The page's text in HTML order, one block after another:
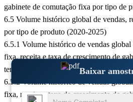
Baixar
gabinete de comutação fixa por tipo de
6.5 Volume histórico global de vendas,
por tipo de produto (2020-2025)
6.5.1 Volume histórico de vendas global
fixa, receita e taxa de crescimento de
tensão (2020-2025)
6.5.2 Volume histórico de vendas
fixa, receita e taxa de crescimento de